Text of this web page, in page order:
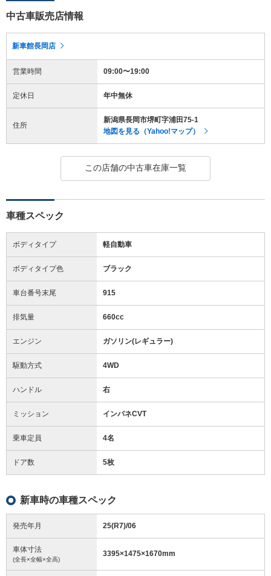
中古車販売店情報
新車館長岡店
営業時間 09:00〜19:00
定休日 年中無休
住所
新潟県長岡市堺町字浦田75-1
地図を見る（Yahoo!マップ）
この店舗の中古車在庫一覧
車種スペック
ボディタイプ 軽自動車
ボディタイプ色 ブラック
車台番号末尾 915
排気量 660cc
エンジン ガソリン(レギュラー)
駆動方式 4WD
ハンドル 右
ミッション インパネCVT
乗車定員 4名
ドア数 5枚
新車時の車種スペック
発売年月 25(R7)/06
車体寸法
(全長×全幅×全高)
3395×1475×1670mm